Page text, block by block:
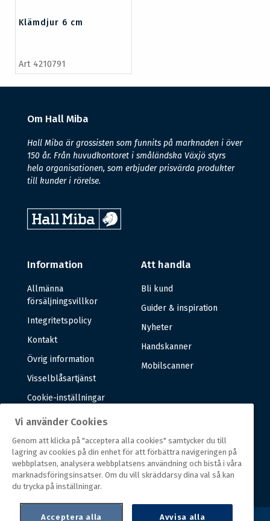
Klämdjur 6 cm
Art 4210791
Om Hall Miba
Hall Miba är grossisten som funnits på marknaden i över
150 år. Från huvudkontoret i småländska Växjö styrs
hela organisationen, som erbjuder prisvärda produkter
till kunder i rörelse.
Information
Allmänna
försäljningsvillkor
Integritetspolicy
Kontakt
Övrig information
Visselblåsartjänst
Cookie-inställningar
Att handla
Bli kund
Guider & inspiration
Nyheter
Handskanner
Mobilscanner
Om oss
Vår historia
Vi använder Cookies
Genom att klicka på "acceptera alla cookies" samtycker du till
lagring av cookies på din enhet för att förbättra navigeringen på
webbplatsen, analysera webbplatsens användning och bistå i våra
marknadsföringsinsatser. Om du vill skräddarsy dina val så kan
du trycka på inställningar.
Acceptera alla Avvisa alla